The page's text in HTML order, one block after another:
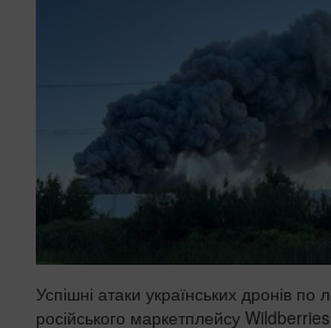
Успішні атаки українських дронів по
російського маркетплейсу